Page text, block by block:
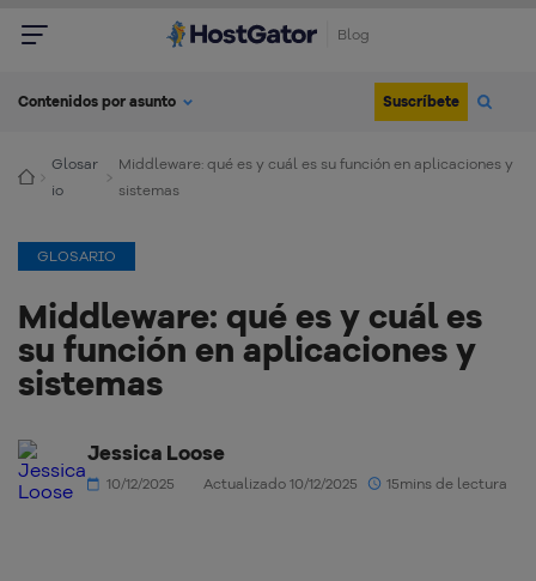
Blog
Contenidos por asunto Suscríbete
Glosar
io
Middleware: qué es y cuál es su función en aplicaciones y
sistemas
GLOSARIO
Middleware: qué es y cuál es
su función en aplicaciones y
sistemas
Jessica Loose
10/12/2025 Actualizado 10/12/2025 15mins de lectura